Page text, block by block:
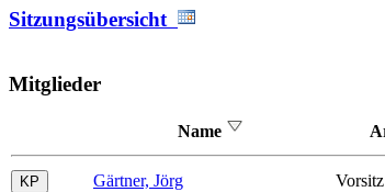
Sitzungsübersicht
Mitglieder
Name
Gärtner, Jörg